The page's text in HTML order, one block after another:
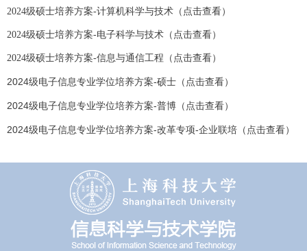
2024级硕士培养方案-计算机科学与技术（点击查看）
2024级硕士培养方案-电子科学与技术（点击查看）
2024级硕士培养方案-信息与通信工程（点击查看）
2024级电子信息专业学位培养方案-硕士（点击查看）
2024级电子信息专业学位培养方案-普博（点击查看）
2024级电子信息专业学位培养方案-改革专项-企业联培（点击查看）